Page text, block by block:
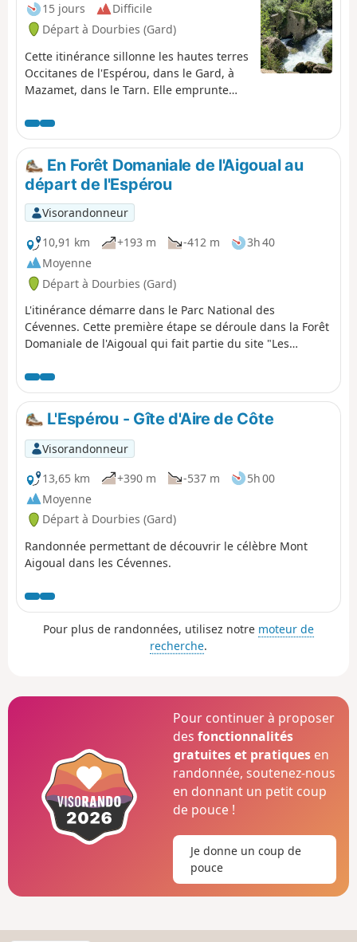
15 jours
Difficile
Départ à Dourbies (Gard)
Cette itinérance sillonne les hautes terres
Occitanes de l'Espérou, dans le Gard, à
Mazamet, dans le Tarn. Elle emprunte
qui suit la ligne de partage des eaux
Atlantique/Méditérranée sur plus de
1 500 km. On traverse : - le Parc National
des Cévennes, - les Causses de Blandas
et du Larzac, - le Parc Naturel Régional
du Haut-Languedoc, - et la Montagne
Noire, en découvrant des panoramas à
360°.
En Forêt Domaniale de l'Aigoual au
départ de l'Espérou
Visorandonneur
10,91 km
+193 m -412 m
3h 40
Moyenne
Départ à Dourbies (Gard)
L'itinérance démarre dans le Parc National des
Cévennes. Cette première étape se déroule dans la Forêt
Domaniale de l'Aigoual qui fait partie du site "Les
patrimoine mondial de l'Unesco. On suit la draille reliant
le Languedoc à l'Aubrac empruntée aujourd'hui encore
par les brebis pour rejoindre les estives de l'Aigoual.
L'Espérou - Gîte d'Aire de Côte
Visorandonneur
13,65 km
+390 m -537 m
5h 00
Moyenne
Départ à Dourbies (Gard)
Randonnée permettant de découvrir le célèbre Mont
Aigoual dans les Cévennes.
Pour plus de randonnées, utilisez notre moteur de
recherche.
Pour continuer à proposer
desfonctionnalités
gratuites et pratiques en
randonnée, soutenez-nous
en donnant un petit coup
de pouce !
Je donne un coup de
pouce